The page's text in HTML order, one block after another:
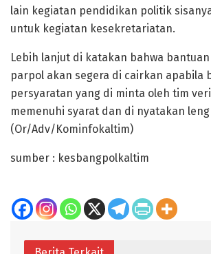
lain kegiatan pendidikan politik
untuk kegiatan kesekretariatan.
Lebih lanjut di katakan bahwa
parpol akan segera di cairkan apabila
persyaratan yang di minta oleh tim
memenuhi syarat dan di nyatakan
(Or/Adv/Kominfokaltim)
sumber : kesbangpolkaltim